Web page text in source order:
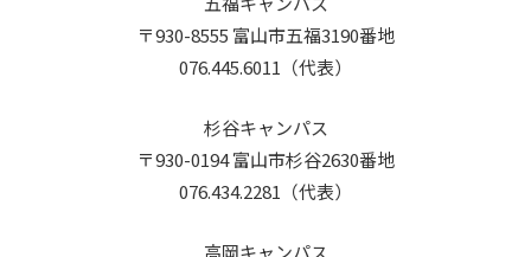
〒930-8555 富山市五福3190番地
076.445.6011（代表）
杉谷キャンパス
〒930-0194 富山市杉谷2630番地
076.434.2281（代表）
高岡キャンパス